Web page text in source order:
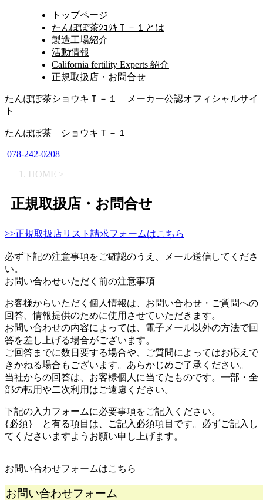
トップページ
たんぽぽ茶ｼｮｳｷＴ－１とは
製造工場紹介
活動情報
California fertility Experts 紹介
正規取扱店・お問合せ
たんぽぽ茶ショウキＴ－１ メーカー公認オフィシャルサイ
ト
たんぽぽ茶 ショウキＴ－１
078-242-0208
HOME >
正規取扱店・お問合せ
>>正規取扱店リスト請求フォームはこちら
必ず下記の注意事項をご確認のうえ、メール送信してくださ
い。
お問い合わせいただく前の注意事項
お客様からいただく個人情報は、お問い合わせ・ご質問への
回答、情報提供のために使用させていただきます。
お問い合わせの内容によっては、電子メール以外の方法で回
答を差し上げる場合がございます。
ご回答までに数日要する場合や、ご質問によってはお応えで
きかねる場合もございます。あらかじめご了承ください。
当社からの回答は、お客様個人に当てたものです。一部・全
部の転用や二次利用はご遠慮ください。
下記の入力フォームに必要事項をご記入ください。
{必須} と有る項目は、ご記入必須項目です。必ずご記入し
てくださいますようお願い申し上げます。
お問い合わせフォームはこちら
お問い合わせフォーム